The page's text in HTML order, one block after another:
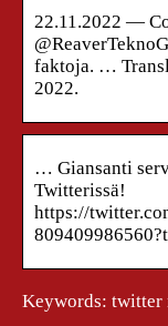
22.11.2022 —
faktoja. …
2022.
… Giansanti
Twitterissä!
https://
Keywords: twitter